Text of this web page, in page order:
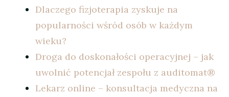
Dlaczego fizjoterapia zyskuje na
popularności wśród osób w każdym
wieku?
Droga do doskonałości operacyjnej – jak
uwolnić potencjał zespołu z auditomat®
Lekarz online – konsultacja medyczna na